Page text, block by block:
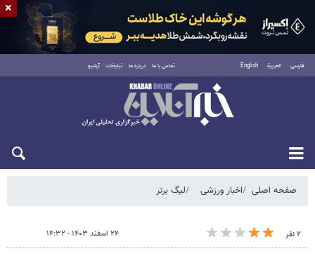
فارسی العربية English تماس با ما درباره ما تبلیغات آرشیو
شنبه ۱۷ مرداد ۱۴۰۵
صفحه اصلی اخبار ورزشی لیگ برتر
۲ نفر ۲۴ اسفند ۱۴۰۳ - ۱۴:۳۲
×